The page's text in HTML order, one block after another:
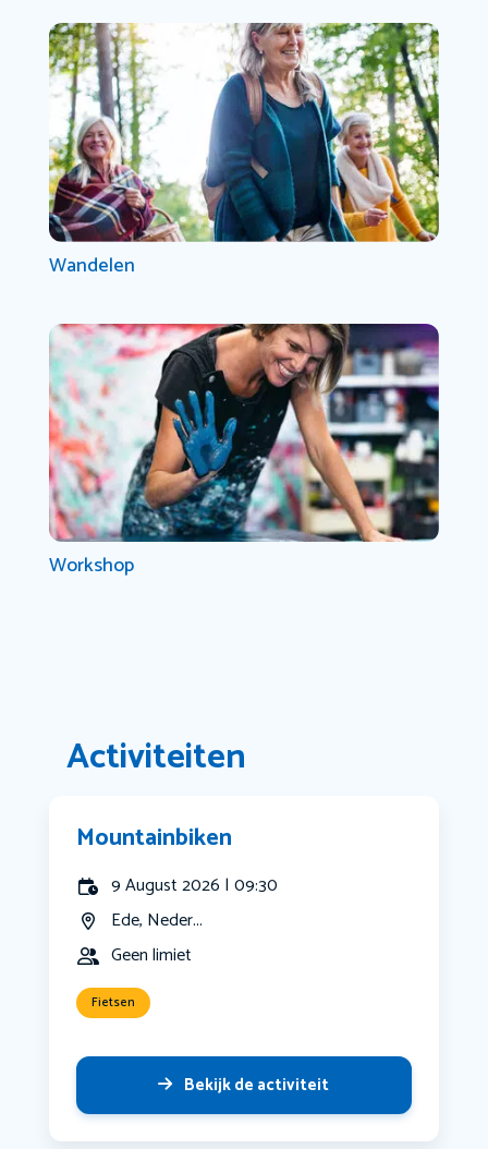
Wandelen
Workshop
Activiteiten
Mountainbiken
9 August 2026 | 09:30
Ede, Neder...
Geen limiet
Fietsen
Bekijk de activiteit